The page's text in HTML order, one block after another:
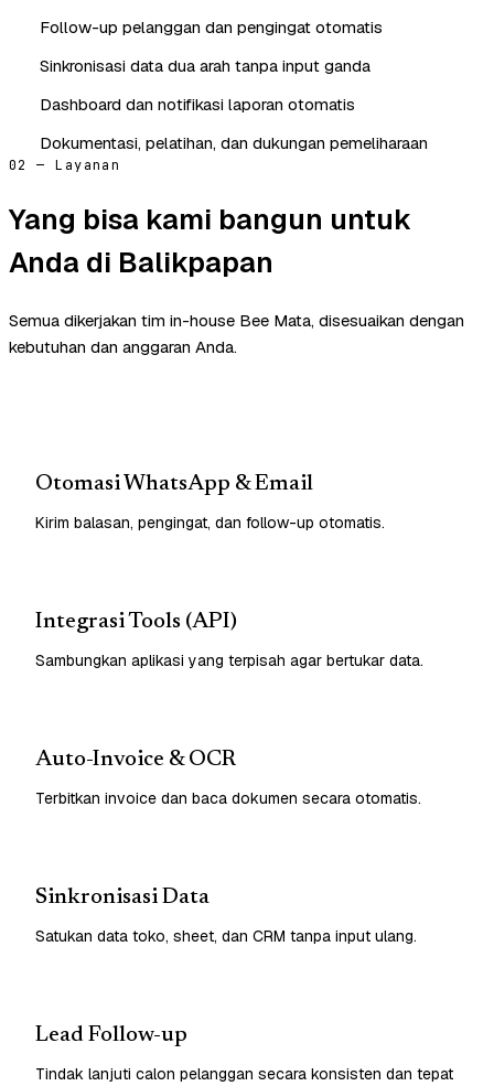
Follow-up pelanggan dan pengingat otomatis
Sinkronisasi data dua arah tanpa input ganda
Dashboard dan notifikasi laporan otomatis
Dokumentasi, pelatihan, dan dukungan pemeliharaan
02 — Layanan
Yang bisa kami bangun untuk
Anda di Balikpapan
Semua dikerjakan tim in-house Bee Mata, disesuaikan dengan
kebutuhan dan anggaran Anda.
Otomasi WhatsApp & Email
Kirim balasan, pengingat, dan follow-up otomatis.
Integrasi Tools (API)
Sambungkan aplikasi yang terpisah agar bertukar data.
Auto-Invoice & OCR
Terbitkan invoice dan baca dokumen secara otomatis.
Sinkronisasi Data
Satukan data toko, sheet, dan CRM tanpa input ulang.
Lead Follow-up
Tindak lanjuti calon pelanggan secara konsisten dan tepat